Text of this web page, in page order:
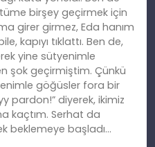
birşey geçirmek için
girer girmez, Eda hanım
kapıyı tıklattı. Ben de,
yine sütyenimle
şok geçirmiştim. Çünkü
göğüsler fora bir
pardon!” diyerek, ikimiz
kaçtım. Serhat da
beklemeye başladı…